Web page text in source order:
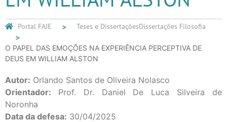
Portal FAJE Teses e DissertaçõesDissertações Filosofia
O PAPEL DAS EMOÇÕES NA EXPERIÊNCIA PERCEPTIVA DE
DEUS EM WILLIAM ALSTON
Autor: Orlando Santos de Oliveira Nolasco
Orientador: Prof. Dr. Daniel De Luca Silveira de
Noronha
Data da defesa: 30/04/2025